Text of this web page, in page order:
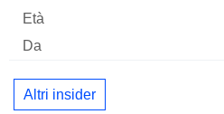
Altri insider